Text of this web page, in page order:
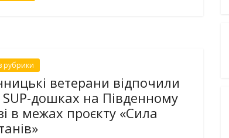
рубрики
ветерани відпочили
SUP-дошках на Південному
в межах проєкту «Сила